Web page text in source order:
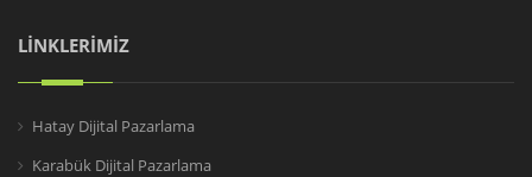
LİNKLERİMİZ
Hatay Dijital Pazarlama
Karabük Dijital Pazarlama